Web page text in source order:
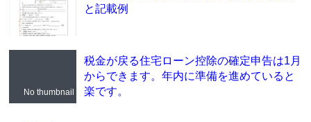
と記載例
No thumbnail
税金が戻る住宅ローン控除の確定申告は1月
からできます。年内に準備を進めていると
楽です。